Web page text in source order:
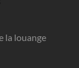
la louange